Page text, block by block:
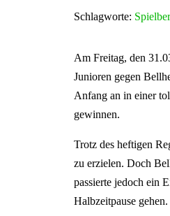
Schlagworte:
Am Freitag, den
Junioren gegen
Anfang an in einer
gewinnen.
Trotz des heftigen
zu erzielen. Doch
passierte jedoch ein
Halbzeitpause gehen.